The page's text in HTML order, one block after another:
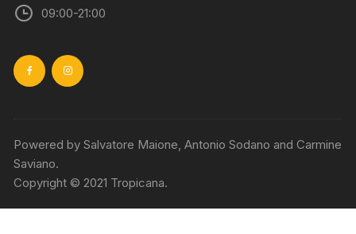
09:00-21:00
Powered by Salvatore Maione, Antonio Sodano and Carmine
Saviano.
Copyright © 2021 Tropicana.